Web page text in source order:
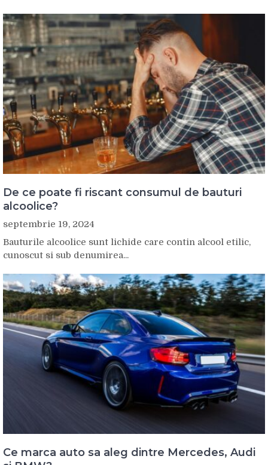
De ce poate fi riscant consumul de bauturi
alcoolice?
septembrie 19, 2024
Bauturile alcoolice sunt lichide care contin alcool etilic,
cunoscut si sub denumirea...
Ce marca auto sa aleg dintre Mercedes, Audi